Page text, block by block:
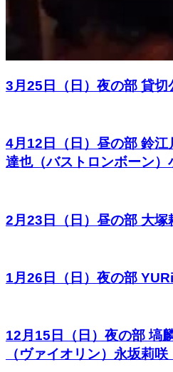
3月25日（日）夜の部 貸切
4月12日（日）昼の部 鈴
達也（バストロンボーン）
2月23日（日）昼の部 大塚
1月26日（日）夜の部
12月15日（日）夜の部 塙
（ヴァイオリン）永坂莉咲